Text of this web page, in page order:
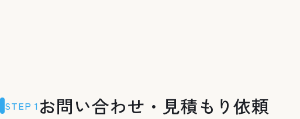
STEP 1 お問い合わせ・見積もり依頼